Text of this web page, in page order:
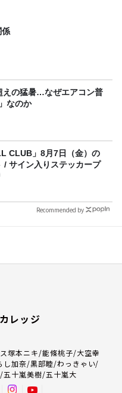
係
えの猛暑…なぜエアコン普
なのか
CLUB」8月7日（金）の
/ サイン入りステッカープ
Recommended by
レッジ
塚本ニキ/能條桃子/大空幸
し加奈/黒部睦/わっきゃい/
五十嵐美樹/五十嵐大